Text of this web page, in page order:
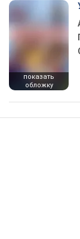
показать
обложку